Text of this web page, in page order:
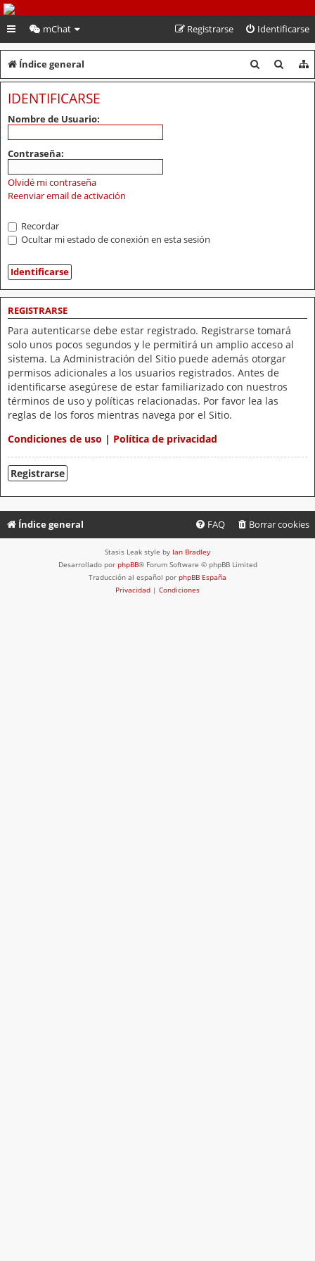
PeruVoley.com
mChat Identificarse
Registrarse
Índice general
u
u
IDENTIFICARSE
Nombre de Usuario:
Contraseña:
Olvidé mi contraseña
Reenviar email de activación
Recordar
Ocultar mi estado de conexión en esta sesión
REGISTRARSE
Para autenticarse debe estar registrado. Registrarse tomará
solo unos pocos segundos y le permitirá un amplio acceso al
sistema. La Administración del Sitio puede además otorgar
permisos adicionales a los usuarios registrados. Antes de
identificarse asegúrese de estar familiarizado con nuestros
términos de uso y políticas relacionadas. Por favor lea las
reglas de los foros mientras navega por el Sitio.
Condiciones de uso | Política de privacidad
Registrarse
Índice general Borrar cookies
FAQ
Stasis Leak style by Ian Bradley
Desarrollado por phpBB® Forum Software © phpBB Limited
Traducción al español por phpBB España
Privacidad | Condiciones